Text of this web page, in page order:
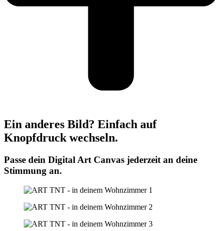
Ein anderes Bild? Einfach auf
Knopfdruck wechseln.
Passe dein Digital Art Canvas jederzeit an deine
Stimmung an.